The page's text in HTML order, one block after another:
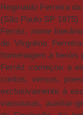
Reginaldo Ferreira
(São Paulo SP 1975)
Ferréz, nome
de Virgulino
homenagem a heróis
Ferréz começou a
contos, versos,
exclusivamente à
vassouras, auxiliar-